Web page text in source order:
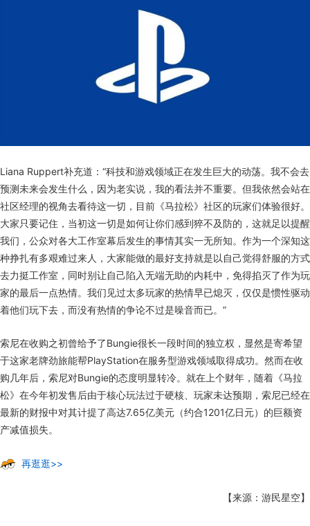
Liana Ruppert补充道：“科技和游戏领域正在发生巨大的动荡。我不会去
预测未来会发生什么，因为老实说，我的看法并不重要。但我依然会站在
社区经理的视角去看待这一切，目前《马拉松》社区的玩家们体验很好。
大家只要记住，当初这一切是如何让你们感到猝不及防的，这就足以提醒
我们，公众对各大工作室幕后发生的事情其实一无所知。作为一个深知这
种挣扎有多艰难过来人，大家能做的最好支持就是以自己觉得舒服的方式
去力挺工作室，同时别让自己陷入无端无助的内耗中，免得掐灭了作为玩
家的最后一点热情。我们见过太多玩家的热情早已熄灭，仅仅是惯性驱动
着他们玩下去，而没有热情的争论不过是噪音而已。”
索尼在收购之初曾给予了Bungie很长一段时间的独立权，显然是寄希望
于这家老牌劲旅能帮PlayStation在服务型游戏领域取得成功。然而在收
购几年后，索尼对Bungie的态度明显转冷。就在上个财年，随着《马拉
松》在今年初发售后由于核心玩法过于硬核、玩家未达预期，索尼已经在
最新的财报中对其计提了高达7.65亿美元（约合1201亿日元）的巨额资
产减值损失。
再逛逛>>
【来源：游民星空】